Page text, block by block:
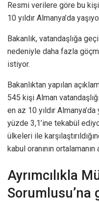
Resmi verilere göre bu
10 yıldır Almanya’da
Bakanlık, vatandaşlığa
nedeniyle daha fazla
istiyor.
Bakanlıktan yapılan
545 kişi Alman
en az 10 yıldır
yüzde 3,1’ine tekabül
ülkeleri ile
kabul oranının
Ayrımcılıkla
Sorumlusu’na